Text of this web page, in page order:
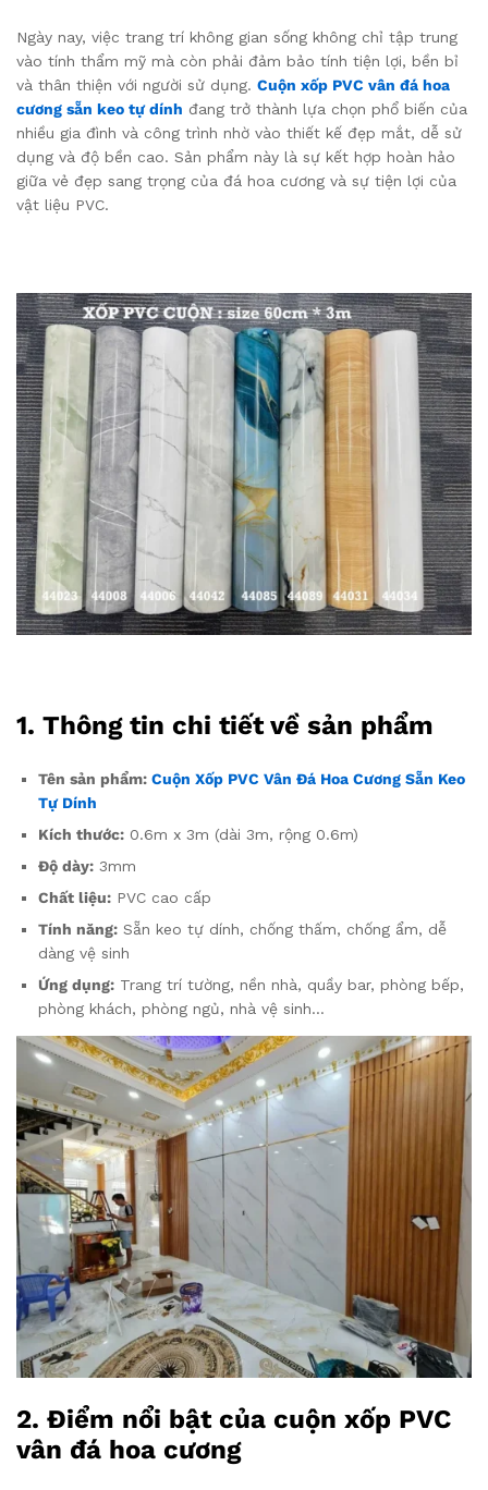
Ngày nay, việc trang trí không gian sống không chỉ tập trung
vào tính thẩm mỹ mà còn phải đảm bảo tính tiện lợi, bền bỉ
và thân thiện với người sử dụng. Cuộn xốp PVC vân đá hoa
cương sẵn keo tự dính đang trở thành lựa chọn phổ biến của
nhiều gia đình và công trình nhờ vào thiết kế đẹp mắt, dễ sử
dụng và độ bền cao. Sản phẩm này là sự kết hợp hoàn hảo
giữa vẻ đẹp sang trọng của đá hoa cương và sự tiện lợi của
vật liệu PVC.
1. Thông tin chi tiết về sản phẩm
Tên sản phẩm: Cuộn Xốp PVC Vân Đá Hoa Cương Sẵn Keo
Tự Dính
Kích thước: 0.6m x 3m (dài 3m, rộng 0.6m)
Độ dày: 3mm
Chất liệu: PVC cao cấp
Tính năng: Sẵn keo tự dính, chống thấm, chống ẩm, dễ
dàng vệ sinh
Ứng dụng: Trang trí tường, nền nhà, quầy bar, phòng bếp,
phòng khách, phòng ngủ, nhà vệ sinh…
2. Điểm nổi bật của cuộn xốp PVC
vân đá hoa cương